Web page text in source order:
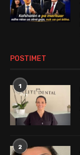
POSTIMET
1
2